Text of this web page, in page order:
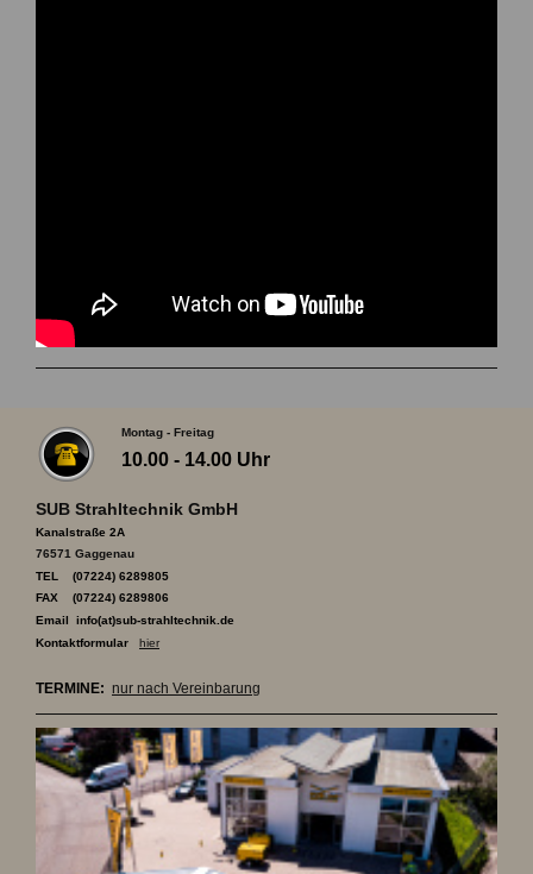
Montag - Freitag
10.00 - 14.00 Uhr
SUB Strahltechnik GmbH
Kanalstraße 2A
76571 Gaggenau
TEL (07224) 6289805
FAX (07224) 6289806
Email info(at)sub-strahltechnik.de
Kontaktformular hier
TERMINE: nur nach Vereinbarung